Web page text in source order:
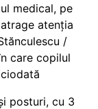
medical, pe
atenția
/
care copilul
posturi, cu 3